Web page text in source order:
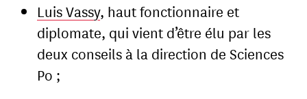
Luis Vassy, haut fonctionnaire et
diplomate, qui vient d’être élu par les
deux conseils à la direction de Sciences
Po ;